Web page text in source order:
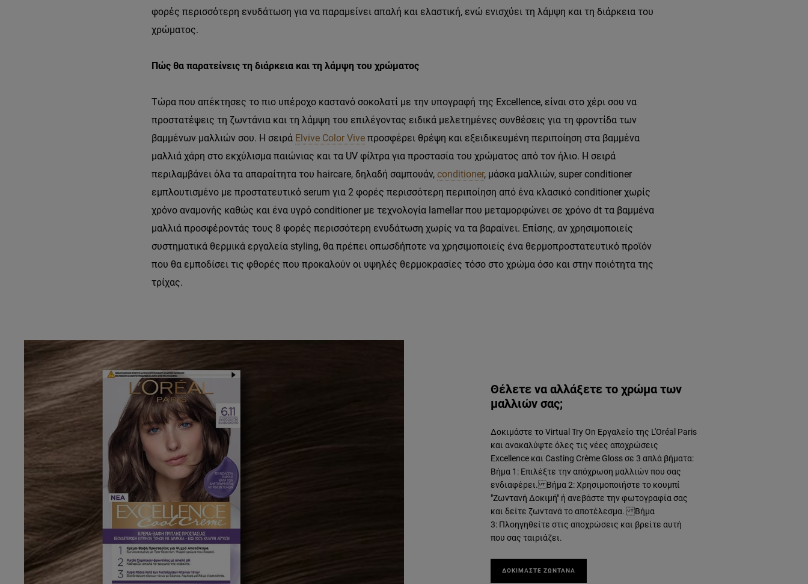
φορές περισσότερη ενυδάτωση για να παραμείνει απαλή και ελαστική, ενώ ενισχύει τη λάμψη και τη διάρκεια του
χρώματος.
Πώς θα παρατείνεις τη διάρκεια και τη λάμψη του χρώματος
Τώρα που απέκτησες το πιο υπέροχο καστανό σοκολατί με την υπογραφή της Excellence, είναι στο χέρι σου να
προστατέψεις τη ζωντάνια και τη λάμψη του επιλέγοντας ειδικά μελετημένες συνθέσεις για τη φροντίδα των
βαμμένων μαλλιών σου. Η σειρά Elvive Color Vive προσφέρει θρέψη και εξειδικευμένη περιποίηση στα βαμμένα
μαλλιά χάρη στο εκχύλισμα παιώνιας και τα UV φίλτρα για προστασία του χρώματος από τον ήλιο. Η σειρά
περιλαμβάνει όλα τα απαραίτητα του haircare, δηλαδή σαμπουάν, conditioner, μάσκα μαλλιών, super conditioner
εμπλουτισμένο με προστατευτικό serum για 2 φορές περισσότερη περιποίηση από ένα κλασικό conditioner χωρίς
χρόνο αναμονής καθώς και ένα υγρό conditioner με τεχνολογία lamellar που μεταμορφώνει σε χρόνο dt τα βαμμένα
μαλλιά προσφέροντάς τους 8 φορές περισσότερη ενυδάτωση χωρίς να τα βαραίνει. Επίσης, αν χρησιμοποιείς
συστηματικά θερμικά εργαλεία styling, θα πρέπει οπωσδήποτε να χρησιμοποιείς ένα θερμοπροστατευτικό προϊόν
που θα εμποδίσει τις φθορές που προκαλούν οι υψηλές θερμοκρασίες τόσο στο χρώμα όσο και στην ποιότητα της
τρίχας.
Θέλετε να αλλάξετε το χρώμα των
μαλλιών σας;
Δοκιμάστε το Virtual Try On Εργαλείο της L'Oréal Paris
και ανακαλύψτε όλες τις νέες αποχρώσεις
Excellence και Casting Crème Gloss σε 3 απλά βήματα:
Βήμα 1: Επιλέξτε την απόχρωση μαλλιών που σας
ενδιαφέρει. Βήμα 2: Χρησιμοποιήστε το κουμπί
"Ζωντανή Δοκιμή" ή ανεβάστε την φωτογραφία σας
και δείτε ζωντανά το αποτέλεσμα. Βήμα
3: Πλοηγηθείτε στις αποχρώσεις και βρείτε αυτή
που σας ταιριάζει.
ΔΟΚΙΜΑΣΤΕ ΖΩΝΤΑΝΑ